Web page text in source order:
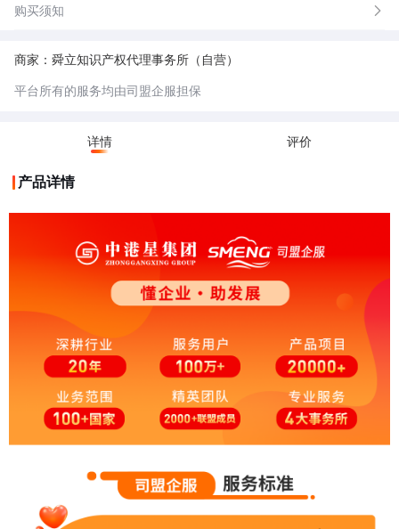
高效代缴操作：由专业人员负责办理年费代缴事宜，快速完成缴费流程，节
情况。
专业咨询解答：为客户提供专利年费相关的专业咨询服务，解答各类疑问。
购买须知
商家：舜立知识产权代理事务所（自营）
平台所有的服务均由司盟企服担保
详情 评价
产品详情